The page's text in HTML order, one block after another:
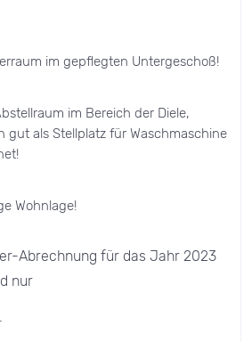
im gepflegten Untergeschoß!
im Bereich der Diele,
gut als Stellplatz für Waschmaschine
Wohnlage!
Abrechnung für das Jahr 2023
nur